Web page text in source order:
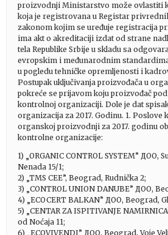
proizvodnji Ministarstvo može ovlastiti
koja je registrovana u Registar
zakonom kojim se uređuje registracija
ima akt o akreditaciji izdat od strane
tela Republike Srbije u skladu sa
evropskim i međunarodnim
u pogledu tehničke opremljenosti i
Postupak uključivanja proizvođača u
pokreće se prijavom koju proizvođač
kontrolnoj organizaciji. Dole je dat
organizacija za 2017. Godinu. 1.
organskoj proizvodnji za 2017. godinu
kontrolne organizacije:
1) „ORGANIC CONTROL SYSTEM” ДОО,
Nenada 15/1;
2) „TMS CEE”, Beograd, Rudnička 2;
3) „CONTROL UNION DANUBE” ДОО,
4) „ECOCERT BALKAN” ДОО, Beograd,
5) „CENTAR ZA ISPITIVANJE
od Noćaja 11;
6) „ECOVIVENDI” ДОО, Beograd, Voje